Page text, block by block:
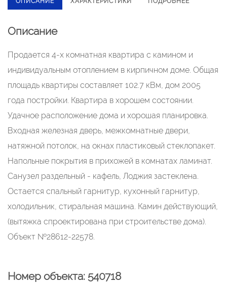
Описание
Продается 4-х комнатная квартира с камином и
индивидуальным отоплением в кирпичном доме. Общая
площадь квартиры составляет 102.7 кВм, дом 2005
года постройки. Квартира в хорошем состоянии.
Удачное расположение дома и хорошая планировка.
Входная железная дверь, межкомнатные двери,
натяжной потолок, на окнах пластиковый стеклопакет.
Напольные покрытия в прихожей в комнатах ламинат.
Санузел раздельный - кафель, Лоджия застеклена.
Остается спальный гарнитур, кухонный гарнитур,
холодильник, стиральная машина. Камин действующий,
(вытяжка спроектирована при строительстве дома).
Объект №28612-22578.
Номер объекта: 540718